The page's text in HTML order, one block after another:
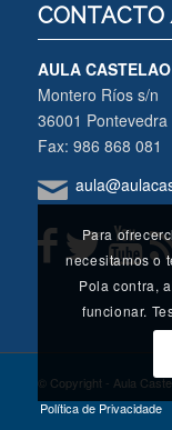
CONTACTO
AULA
Montero Ríos s/n
36001 Pontevedra
Fax: 986 868 081
© Copyright - Aula
Política de Privacidade
Para
necesitamos o
Pola contra,
funcionar.